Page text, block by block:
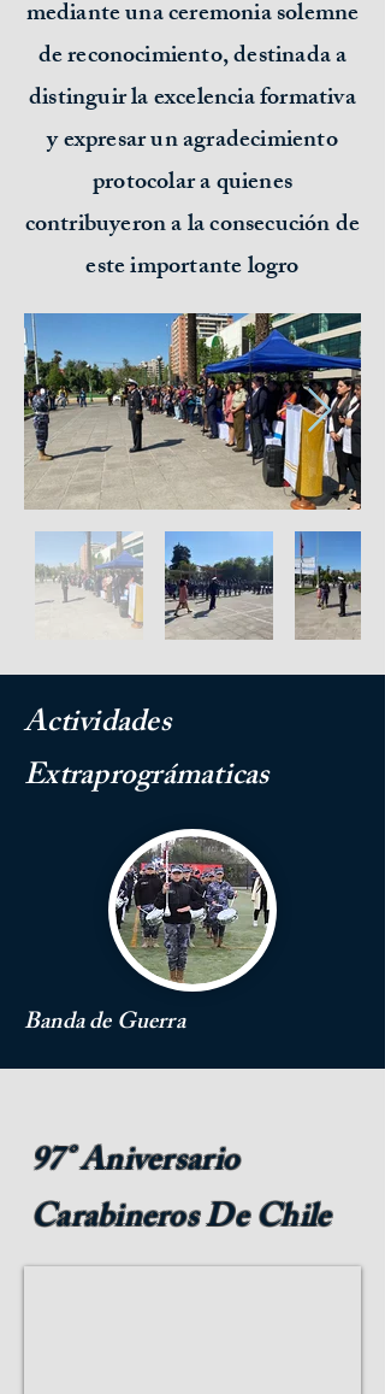
mediante una ceremonia solemne
de reconocimiento, destinada a
distinguir la excelencia formativa
y expresar un agradecimiento
protocolar a quienes
contribuyeron a la consecución de
este importante logro
Actividades
Extraprográmaticas
Banda de Guerra
97° Aniversario
Carabineros De Chile